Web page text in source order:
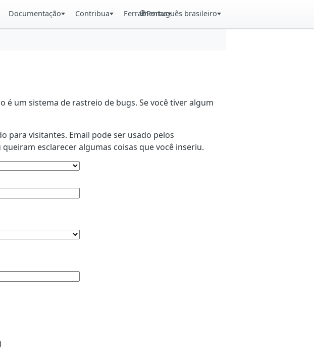
Documentação Contribua FerramentasPortuguês brasileiro
um sistema de rastreio de bugs. Se você tiver algum
para visitantes. Email pode ser usado pelos
esclarecer algumas coisas que você inseriu.